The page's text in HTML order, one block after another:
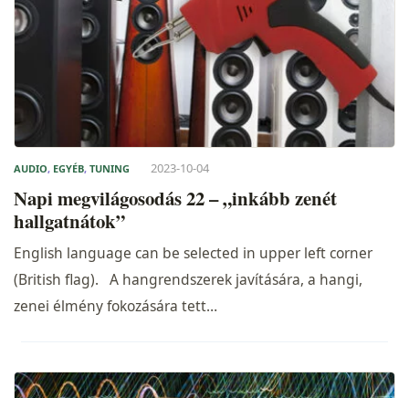
AUDIO, EGYÉB, TUNING 2023-10-04
Napi megvilágosodás 22 – „inkább zenét
hallgatnátok”
English language can be selected in upper left corner
(British flag). A hangrendszerek javítására, a hangi,
zenei élmény fokozására tett…